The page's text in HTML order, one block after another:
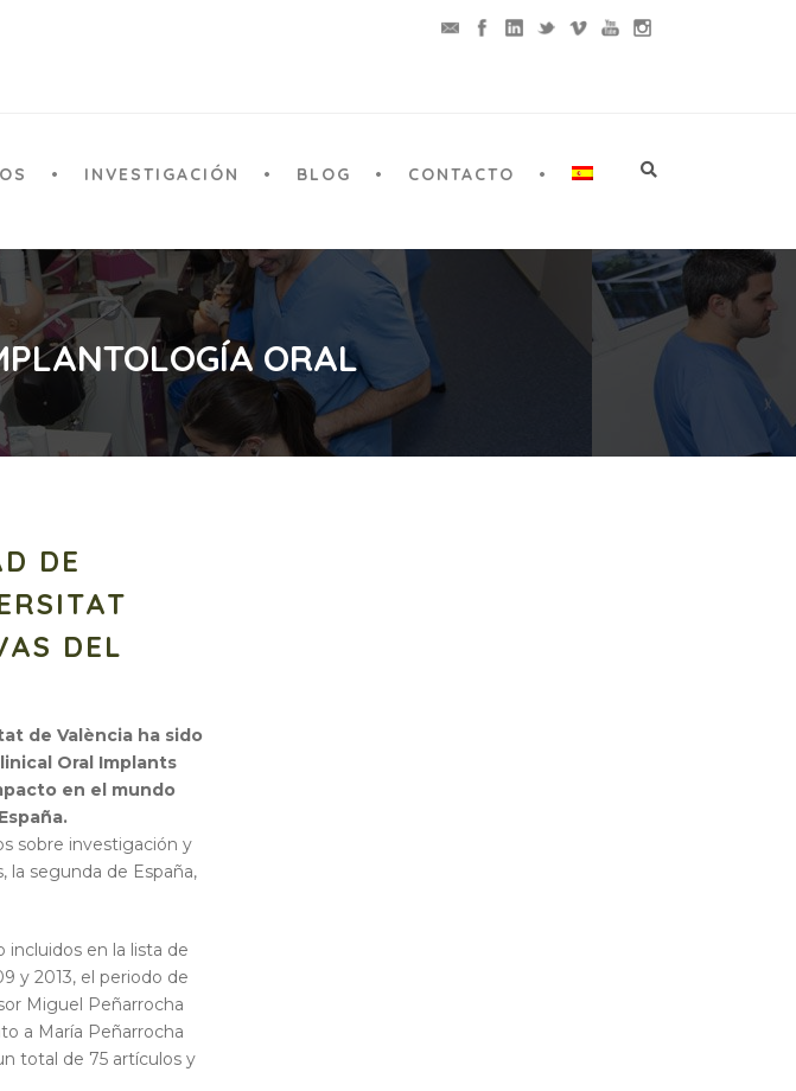
INVESTIGACIÓN BLOG CONTACTO
ORAL
DE
DEL
de València ha sido
Oral Implants
en el mundo
sobre investigación y
la segunda de España,
incluidos en la lista de
y 2013, el periodo de
Miguel Peñarrocha
a María Peñarrocha
total de 75 artículos y